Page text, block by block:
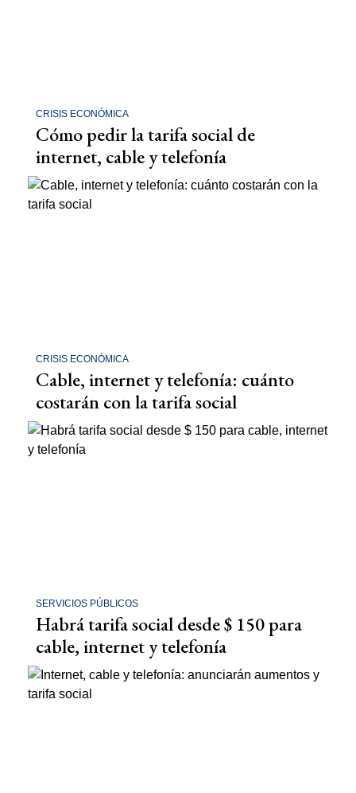
CRISIS ECONÓMICA
Cómo pedir la tarifa social de
internet, cable y telefonía
CRISIS ECONÓMICA
Cable, internet y telefonía: cuánto
costarán con la tarifa social
SERVICIOS PÚBLICOS
Habrá tarifa social desde $ 150 para
cable, internet y telefonía